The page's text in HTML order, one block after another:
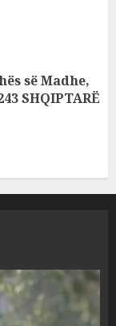
së Madhe,
SHQIPTARË